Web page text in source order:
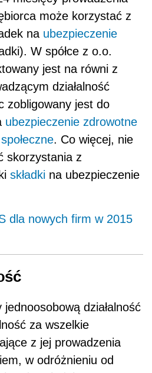
może korzystać z
na ubezpieczenie
W spółce z o.o.
jest na równi z
działalność
zobligowany jest do
ubezpieczenie zdrowotne
. Co więcej, nie
skorzystania z
składki na ubezpieczenie
dla nowych firm w 2015
działalność
za wszelkie
z jej prowadzenia
w odróżnieniu od